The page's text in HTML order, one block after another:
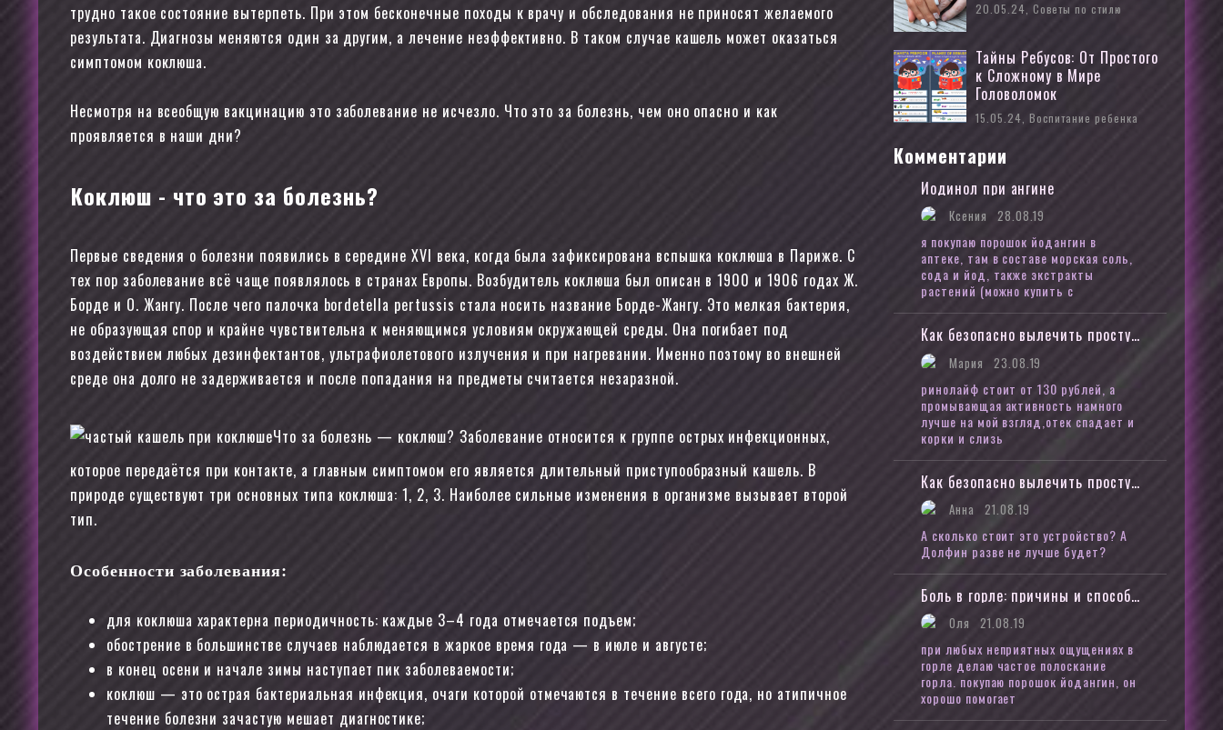
трудно такое состояние вытерпеть. При этом бесконечные походы к врачу и обследования не приносят желаемого
результата. Диагнозы меняются один за другим, а лечение неэффективно. В таком случае кашель может оказаться
симптомом коклюша.
Несмотря на всеобщую вакцинацию это заболевание не исчезло. Что это за болезнь, чем оно опасно и как
проявляется в наши дни?
Коклюш - что это за болезнь?
Первые сведения о болезни появились в середине XVI века, когда была зафиксирована вспышка коклюша в Париже. С
тех пор заболевание всё чаще появлялось в странах Европы. Возбудитель коклюша был описан в 1900 и 1906 годах Ж.
Борде и О. Жангу. После чего палочка bordetella pertussis стала носить название Борде-Жангу. Это мелкая бактерия,
не образующая спор и крайне чувствительна к меняющимся условиям окружающей среды. Она погибает под
воздействием любых дезинфектантов, ультрафиолетового излучения и при нагревании. Именно поэтому во внешней
среде она долго не задерживается и после попадания на предметы считается незаразной.
Что за болезнь — коклюш? Заболевание относится к группе острых инфекционных,
которое передаётся при контакте, а главным симптомом его является длительный приступообразный кашель. В
природе существуют три основных типа коклюша: 1, 2, 3. Наиболее сильные изменения в организме вызывает второй
тип.
Особенности заболевания:
для коклюша характерна периодичность: каждые 3–4 года отмечается подъем;
обострение в большинстве случаев наблюдается в жаркое время года — в июле и августе;
в конец осени и начале зимы наступает пик заболеваемости;
коклюш — это острая бактериальная инфекция, очаги которой отмечаются в течение всего года, но атипичное
течение болезни зачастую мешает диагностике;
20.05.24, Советы по стилю
Тайны Ребусов: От Простого
к Сложному в Мире
Головоломок
15.05.24, Воспитание ребенка
Комментарии
Йодинол при ангине
Ксения 28.08.19
я покупаю порошок йодангин в
аптеке, там в составе морская соль,
сода и йод, также экстракты
растений (можно купить с
Как безопасно вылечить простуду во время беременности
Мария 23.08.19
ринолайф стоит от 130 рублей, а
промывающая активность намного
лучше на мой взгляд,отек спадает и
корки и слизь
Как безопасно вылечить простуду во время беременности
Анна 21.08.19
А сколько стоит это устройство? А
Долфин разве не лучше будет?
Боль в горле: причины и способы лечения
Оля 21.08.19
при любых неприятных ощущениях в
горле делаю частое полоскание
горла. покупаю порошок йодангин, он
хорошо помогает